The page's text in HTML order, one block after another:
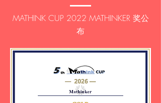
MATHINK CUP 2022 MATHINKER 奖公
布